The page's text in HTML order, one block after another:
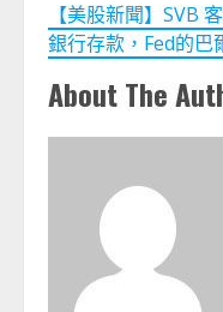
【美股新聞】SVB
銀行存款，Fed的巴
About The